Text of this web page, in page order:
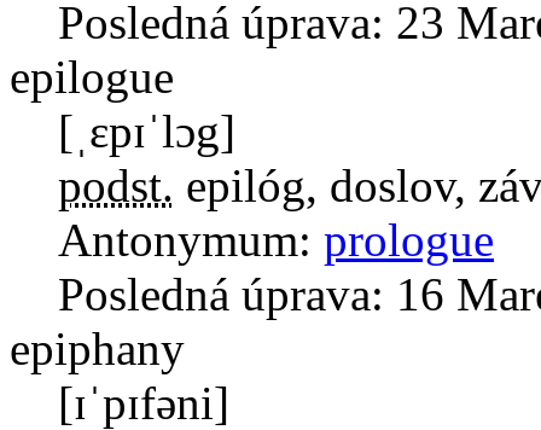
Posledná úprava: 23
epilogue
[ˌɛpɪˈlɔg]
podst. epilóg, doslov,
Antonymum: prologue
Posledná úprava: 16
epiphany
[ɪˈpɪfəni]